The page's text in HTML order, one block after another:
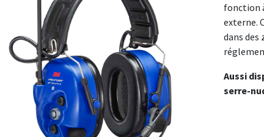
fonction
externe.
dans
Aussi
serre-